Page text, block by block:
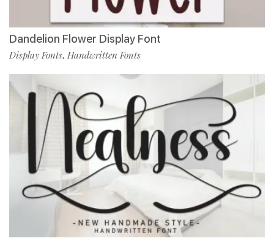
Dandelion Flower Display Font
Display Fonts, Handwritten Fonts